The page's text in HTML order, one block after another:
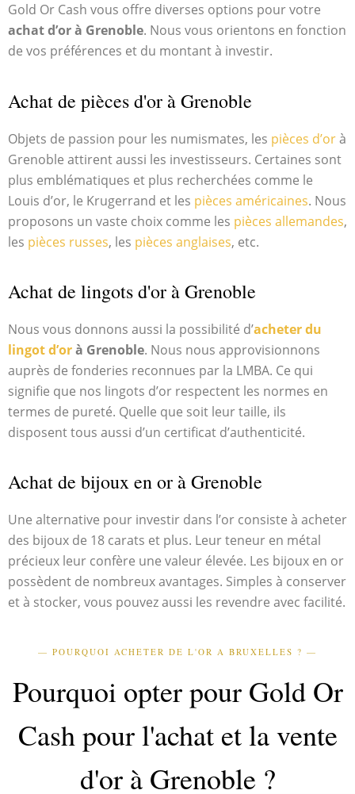
Gold Or Cash vous offre diverses options pour votre
achat d’or à Grenoble. Nous vous orientons en fonction
de vos préférences et du montant à investir.
Achat de pièces d'or à Grenoble
Objets de passion pour les numismates, les pièces d’orà
Grenoble attirent aussi les investisseurs. Certaines sont
plus emblématiques et plus recherchées comme le
Louis d’or, le Krugerrand et les pièces américaines. Nous
proposons un vaste choix comme les pièces allemandes,
les pièces russes, les pièces anglaises, etc.
Achat de lingots d'or à Grenoble
Nous vous donnons aussi la possibilité d’acheter du
lingot d’orà Grenoble. Nous nous approvisionnons
auprès de fonderies reconnues par la LMBA. Ce qui
signifie que nos lingots d’or respectent les normes en
termes de pureté. Quelle que soit leur taille, ils
disposent tous aussi d’un certificat d’authenticité.
Achat de bijoux en or à Grenoble
Une alternative pour investir dans l’or consiste à acheter
des bijoux de 18 carats et plus. Leur teneur en métal
précieux leur confère une valeur élevée. Les bijoux en or
possèdent de nombreux avantages. Simples à conserver
et à stocker, vous pouvez aussi les revendre avec facilité.
— POURQUOI ACHETER DE L'OR A BRUXELLES ? —
Pourquoi opter pour Gold Or
Cash pour l'achat et la vente
d'or à Grenoble ?